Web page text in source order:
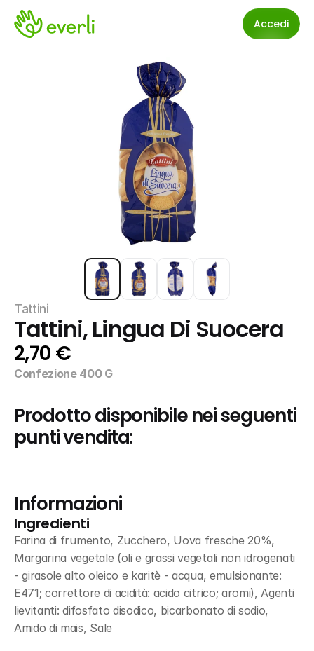
Accedi
Tattini
Tattini, Lingua Di Suocera
2,70 €
Confezione 400 G
Prodotto disponibile nei seguenti
punti vendita:
Informazioni
Ingredienti
Farina di frumento, Zucchero, Uova fresche 20%,
Margarina vegetale (oli e grassi vegetali non idrogenati
- girasole alto oleico e karitè - acqua, emulsionante:
E471; correttore di acidità: acido citrico; aromi), Agenti
lievitanti: difosfato disodico, bicarbonato di sodio,
Amido di mais, Sale